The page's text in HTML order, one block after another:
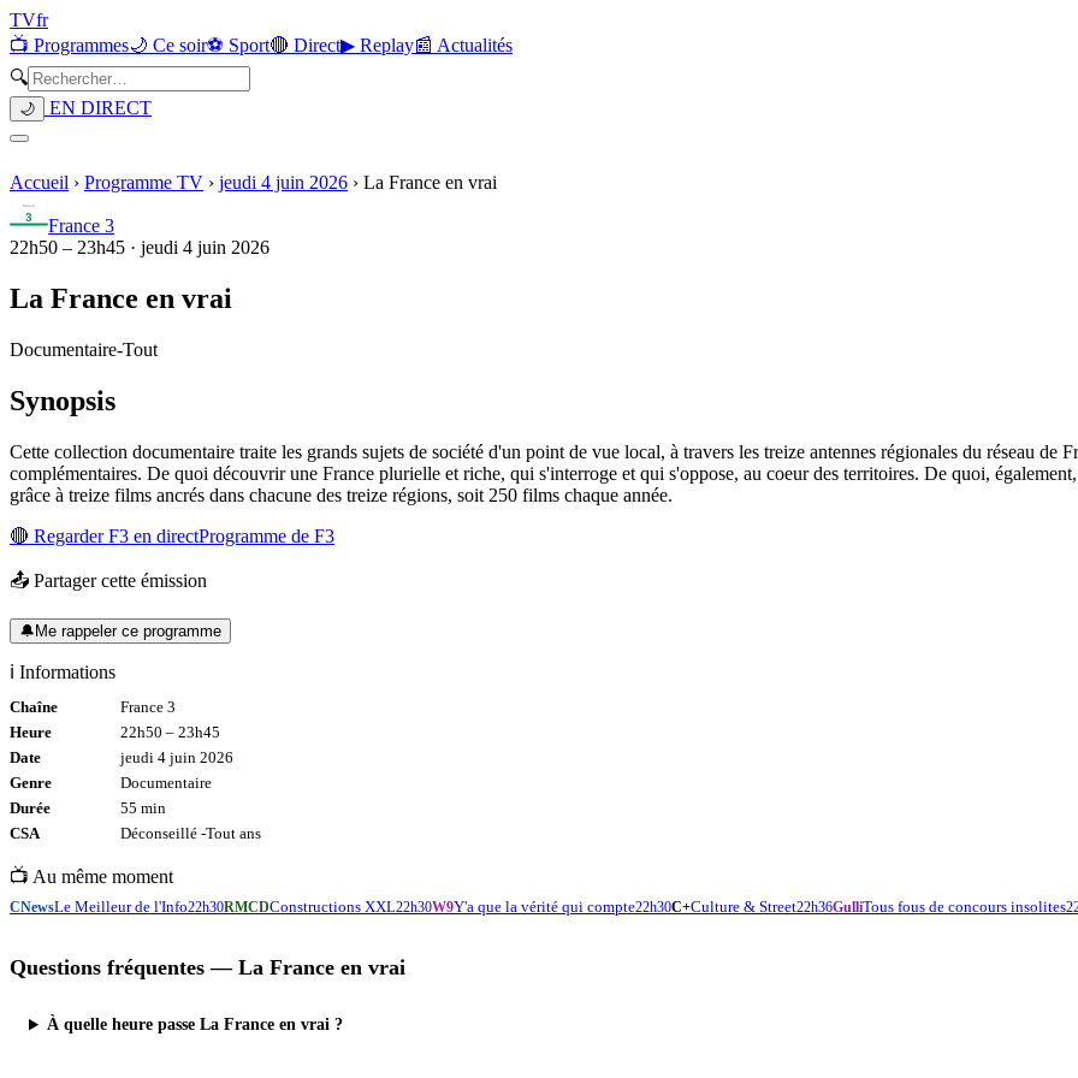
TVfr
📺 Programmes🌙 Ce soir⚽ Sport🔴 Direct▶ Replay📰 Actualités
🔍
🌙 EN DIRECT
Accueil › Programme TV › jeudi 4 juin 2026 › La France en vrai
France 3
22h50 – 23h45 · jeudi 4 juin 2026
La France en vrai
Documentaire-Tout
Synopsis
Cette collection documentaire traite les grands sujets de société d'un point de vue local, à travers les treize antennes régionales du réseau de
complémentaires. De quoi découvrir une France plurielle et riche, qui s'interroge et qui s'oppose, au coeur des territoires. De quoi,
grâce à treize films ancrés dans chacune des treize régions, soit 250 films chaque année.
🔴 RegarderF3 en directProgramme de F3
📤 Partager cette émission
🔔Me rappeler ce programme
ℹ️ Informations
Chaîne
France 3
Heure
22h50 – 23h45
Date
jeudi 4 juin 2026
Genre
Documentaire
Durée
55 min
CSA
Déconseillé -Tout ans
📺 Au même moment
CNewsLe Meilleur de l'Info22h30RMCDConstructions XXL22h30W9Y'a que la vérité qui compte22h30C+Culture & Street22h36GulliTous fous de concours insolites
Questions fréquentes — La France en vrai
À quelle heure passe La France en vrai ?